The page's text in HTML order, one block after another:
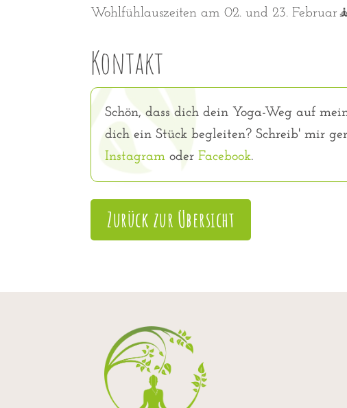
Wohlfühlauszeiten am 02. und 23.
Kontakt
Schön, dass dich dein Yoga-Weg auf
dich ein Stück begleiten? Schreib' mir
Instagram oder Facebook.
Zurück zur Übersicht